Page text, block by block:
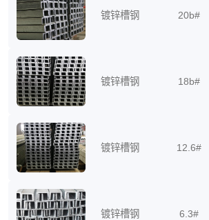
镀锌槽钢 20b#
镀锌槽钢 18b#
镀锌槽钢 12.6#
镀锌槽钢 6.3#